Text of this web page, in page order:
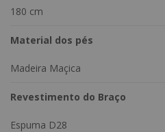
180 cm
Material dos pés
Madeira Maçica
Revestimento do Braço
Espuma D28